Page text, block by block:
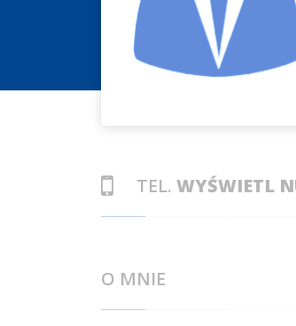
TEL. WYŚWIETL
O MNIE